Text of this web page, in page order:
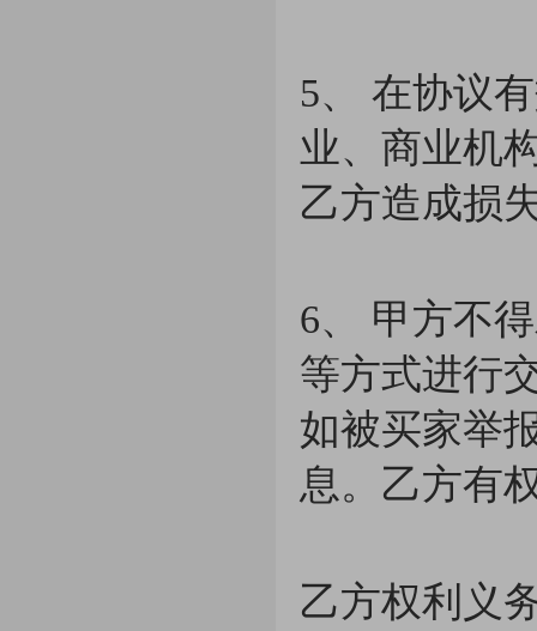
5、 在协议
业、商业机
乙方造成损
6、 甲方不
等方式进行
如被买家举
息。乙方有
乙方权利义